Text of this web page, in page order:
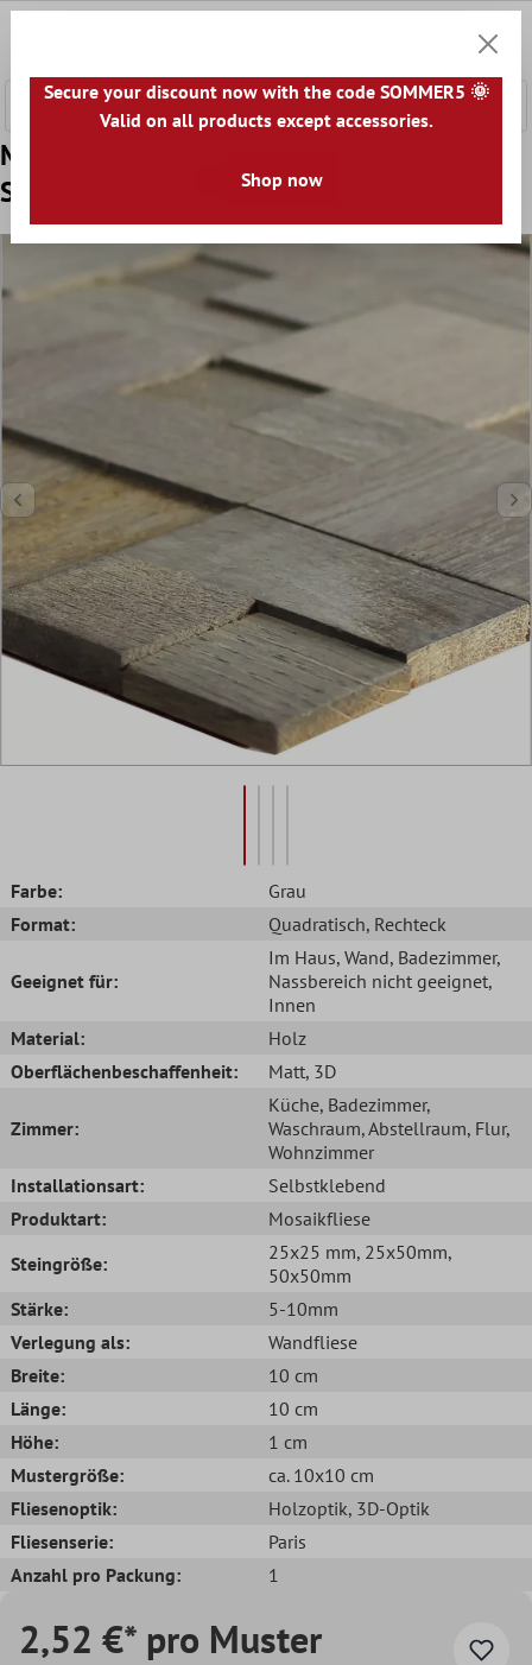
Muster von Mosaikfliesen Holz Paris
Selbstklebend 3D Grau
Farbe:
Grau
Format:
Quadratisch, Rechteck
Geeignet für:
Im Haus, Wand, Badezimmer,
Nassbereich nicht geeignet,
Innen
Material:
Holz
Oberflächenbeschaffenheit:
Matt, 3D
Zimmer:
Küche, Badezimmer,
Waschraum, Abstellraum, Flur,
Wohnzimmer
Installationsart:
Selbstklebend
Produktart:
Mosaikfliese
Steingröße:
25x25 mm, 25x50mm,
50x50mm
Stärke:
5-10mm
Verlegung als:
Wandfliese
Breite:
10 cm
Länge:
10 cm
Höhe:
1 cm
Mustergröße:
ca. 10x10 cm
Fliesenoptik:
Holzoptik, 3D-Optik
Fliesenserie:
Paris
Anzahl pro Packung:
1
2,52 €* pro Muster
Secure your discount now with the code SOMMER5 🌞
Valid on all products except accessories.
Shop now